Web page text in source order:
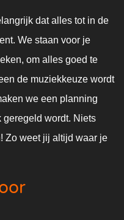
dat alles tot in de
We staan voor je
om alles goed te
de muziekkeuze wordt
we een planning
geregeld wordt. Niets
Zo weet jij altijd waar je